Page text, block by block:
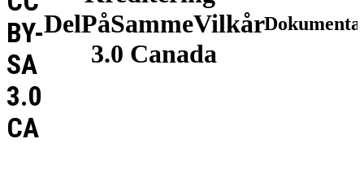
DelPåSammeVilkår
3.0 Canada
BY-
SA
3.0
CA